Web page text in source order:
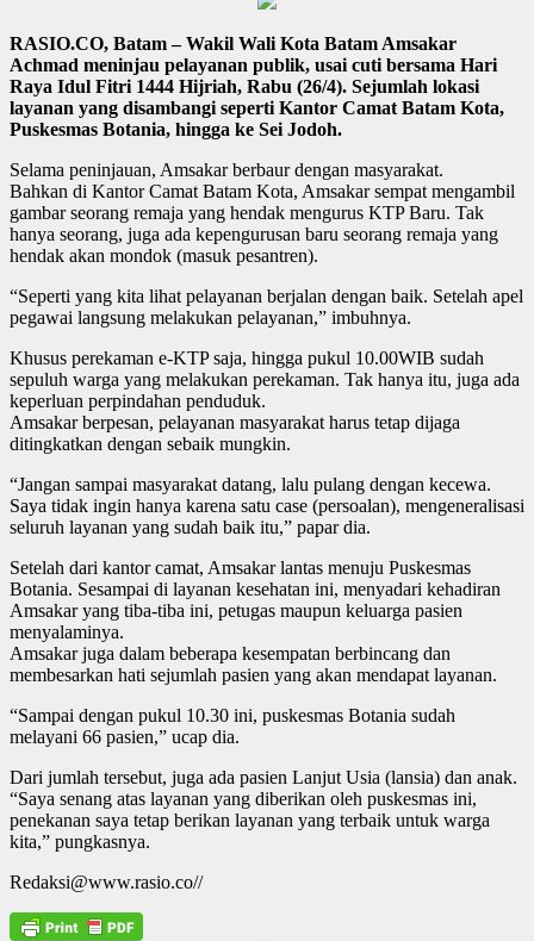
RASIO.CO, Batam – Wakil Wali Kota Batam Amsakar
Achmad meninjau pelayanan publik, usai cuti bersama Hari
Raya Idul Fitri 1444 Hijriah, Rabu (26/4). Sejumlah lokasi
layanan yang disambangi seperti Kantor Camat Batam Kota,
Puskesmas Botania, hingga ke Sei Jodoh.
Selama peninjauan, Amsakar berbaur dengan masyarakat.
Bahkan di Kantor Camat Batam Kota, Amsakar sempat mengambil
gambar seorang remaja yang hendak mengurus KTP Baru. Tak
hanya seorang, juga ada kepengurusan baru seorang remaja yang
hendak akan mondok (masuk pesantren).
“Seperti yang kita lihat pelayanan berjalan dengan baik. Setelah apel
pegawai langsung melakukan pelayanan,” imbuhnya.
Khusus perekaman e-KTP saja, hingga pukul 10.00WIB sudah
sepuluh warga yang melakukan perekaman. Tak hanya itu, juga ada
keperluan perpindahan penduduk.
Amsakar berpesan, pelayanan masyarakat harus tetap dijaga
ditingkatkan dengan sebaik mungkin.
“Jangan sampai masyarakat datang, lalu pulang dengan kecewa.
Saya tidak ingin hanya karena satu case (persoalan), mengeneralisasi
seluruh layanan yang sudah baik itu,” papar dia.
Setelah dari kantor camat, Amsakar lantas menuju Puskesmas
Botania. Sesampai di layanan kesehatan ini, menyadari kehadiran
Amsakar yang tiba-tiba ini, petugas maupun keluarga pasien
menyalaminya.
Amsakar juga dalam beberapa kesempatan berbincang dan
membesarkan hati sejumlah pasien yang akan mendapat layanan.
“Sampai dengan pukul 10.30 ini, puskesmas Botania sudah
melayani 66 pasien,” ucap dia.
Dari jumlah tersebut, juga ada pasien Lanjut Usia (lansia) dan anak.
“Saya senang atas layanan yang diberikan oleh puskesmas ini,
penekanan saya tetap berikan layanan yang terbaik untuk warga
kita,” pungkasnya.
Redaksi@www.rasio.co//